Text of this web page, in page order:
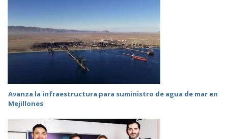
Avanza la infraestructura para suministro de agua de mar en
Mejillones